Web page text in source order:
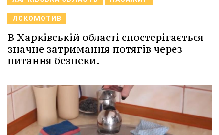
ЛОКОМОТИВ
В Харківській області спостерігається
значне затримання потягів через
питання безпеки.